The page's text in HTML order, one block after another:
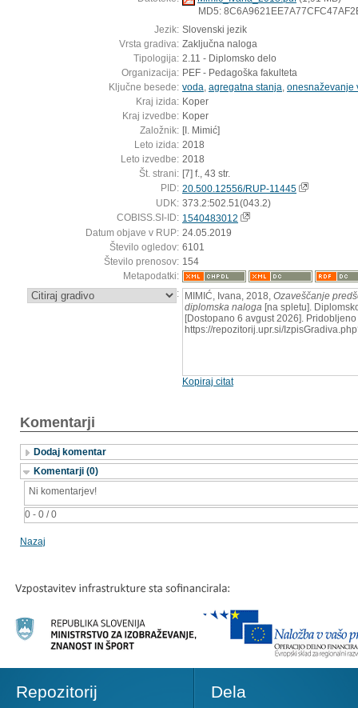
MD5:
Jezik: Slovenski jezik
Vrsta gradiva: Zaključna naloga
Tipologija: 2.11 - Diplomsko delo
Organizacija: PEF - Pedagoška fakulteta
Ključne besede: voda agregatna stanja onesnaževanje
Kraj izida: Koper
Kraj izvedbe: Koper
Založnik: [I. Mimić]
Leto izida: 2018
Leto izvedbe: 2018
Št. strani: [7] f., 43 str.
PID: 20.500.12556/RUP-11445
UDK: 373.2:502.51(043.2)
COBISS.SI-ID: 1540483012
Datum objave v RUP: 24.05.2019
Število ogledov: 6101
Število prenosov: 154
Metapodatki:
: MIMIĆ, Ivana, 2018, Ozaveščanje
diplomska naloga [na spletu].
[Dostopano 6 avgust 2026]. Pridobljeno
https://repozitorij.upr.si/
Kopiraj citat
Komentarji
Dodaj komentar
Komentarji (0)
0 - 0 / 0
Ni komentarjev!
Nazaj
Repozitorij Dela